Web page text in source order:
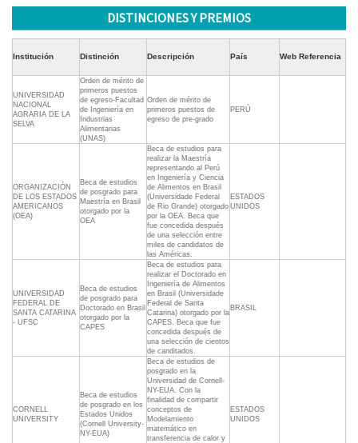
DISTINCIONES Y PREMIOS
Institución Distinción Descripción País Web Referencia
UNIVERSIDAD
NACIONAL
AGRARIA DE LA
SELVA
Orden de mérito de
primeros puestos
de egreso-Facultad
de Ingeniería en
Industrias
Alimentarias
(UNAS)
Orden de mérito de
primeros puestos de
egreso de pre-grado
PERÚ
ORGANIZACIÓN
DE LOS ESTADOS
AMERICANOS
(OEA)
Beca de estudios
de posgrado para
Maestría en Brasil
otorgado por la
OEA
Beca de estudios para
realizar la Maestría
representando al Perú
en Ingeniería y Ciencia
de Alimentos en Brasil
(Universidade Federal
de Rio Grande) otorgado
por la OEA. Beca que
fue concedida después
de una selección entre
miles de candidatos de
las Américas.
ESTADOS
UNIDOS
UNIVERSIDAD
FEDERAL DE
SANTA CATARINA
- UFSC
Beca de estudios
de posgrado para
Doctorado en Brasil
otorgado por la
CAPES
Beca de estudios para
realizar el Doctorado en
Ingeniería de Alimentos
en Brasil (Universidade
Federal de Santa
Catarina) otorgado por la
CAPES. Beca que fue
concedida después de
una selección de cientos
de canditados.
BRASIL
CORNELL
UNIVERSITY
Beca de estudios
de posgrado en los
Estados Unidos
(Cornell University-
NY-EUA)
Beca de estudios de
posgrado en la
Universidad de Cornell-
NY-EUA. Con la
finalidad de compartir
conceptos de
Modelamiento
matemático en
transferencia de calor y
ESTADOS
UNIDOS